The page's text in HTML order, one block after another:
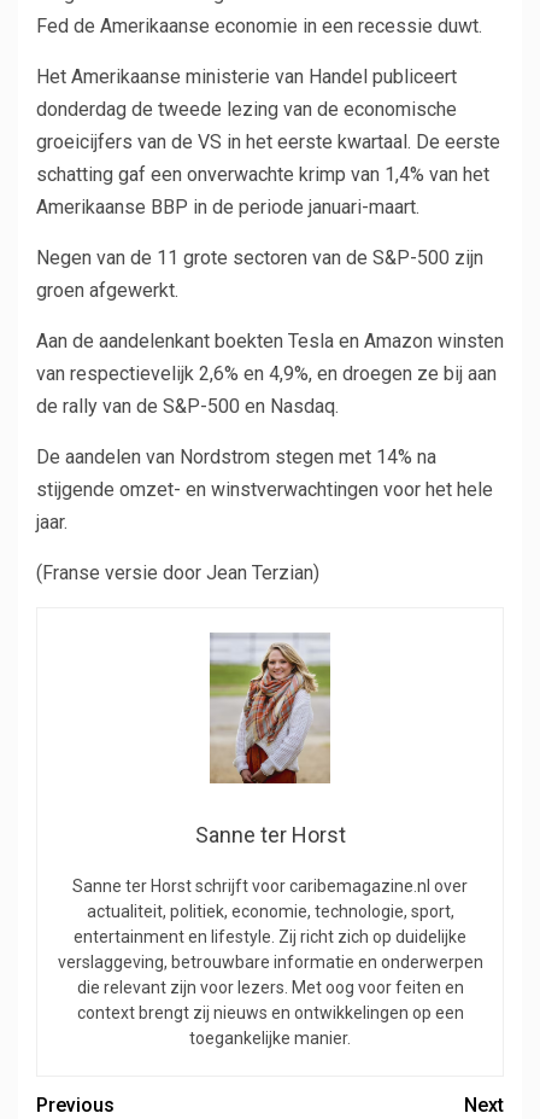
Fed de Amerikaanse economie in een recessie duwt.
Het Amerikaanse ministerie van Handel publiceert
donderdag de tweede lezing van de economische
groeicijfers van de VS in het eerste kwartaal. De eerste
schatting gaf een onverwachte krimp van 1,4% van het
Amerikaanse BBP in de periode januari-maart.
Negen van de 11 grote sectoren van de S&P-500 zijn
groen afgewerkt.
Aan de aandelenkant boekten Tesla en Amazon winsten
van respectievelijk 2,6% en 4,9%, en droegen ze bij aan
de rally van de S&P-500 en Nasdaq.
De aandelen van Nordstrom stegen met 14% na
stijgende omzet- en winstverwachtingen voor het hele
jaar.
(Franse versie door Jean Terzian)
Sanne ter Horst
Sanne ter Horst schrijft voor caribemagazine.nl over
actualiteit, politiek, economie, technologie, sport,
entertainment en lifestyle. Zij richt zich op duidelijke
verslaggeving, betrouwbare informatie en onderwerpen
die relevant zijn voor lezers. Met oog voor feiten en
context brengt zij nieuws en ontwikkelingen op een
toegankelijke manier.
Previous
Next